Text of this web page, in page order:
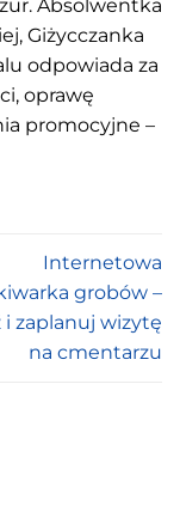
Absolwentka
Giżycczanka
odpowiada za
oprawę
promocyjne –
Internetowa
grobów –
i zaplanuj wizytę
na cmentarzu